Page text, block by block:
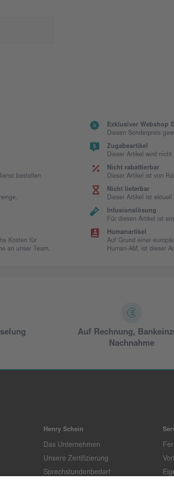
Exklusiver Webshop
Diesen Sonderpreis
Zugabeartikel
Dieser Artikel wird nicht
bestellen.
Nicht rabattierbar
Dieser Artikel ist von
Nicht lieferbar
Dieser Artikel ist aktuell
Infusionslösung
Für diesen Artikel ist
Kosten für
an unser Team.
Humanartikel
Auf Grund einer
Human-AM, ist dieser
Auf Rechnung,
Nachnahme
Henry Schein
Das Unternehmen
Unsere Zertifizierung
Sprechstundenbedarf